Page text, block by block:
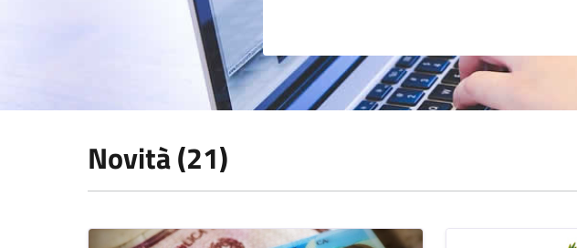
Novità (21)